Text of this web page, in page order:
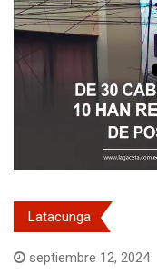
Latacunga
septiembre 12, 2024